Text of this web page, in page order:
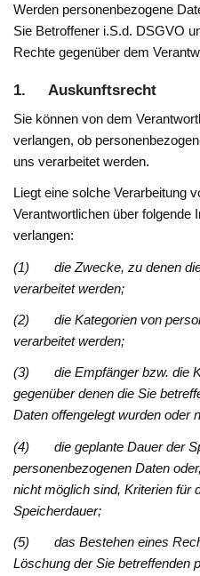
Werden personenbezogene
Sie Betroffener i.S.d. DSGVO
Rechte gegenüber dem
1. Auskunftsrecht
Sie können von dem
verlangen, ob
uns verarbeitet werden.
Liegt eine solche Verarbeitung
Verantwortlichen über folgende
verlangen:
(1) die Zwecke, zu denen die
verarbeitet werden;
(2) die Kategorien von
verarbeitet werden;
(3) die Empfänger bzw. die
gegenüber denen die Sie
Daten offengelegt wurden oder
(4) die geplante Dauer der
personenbezogenen Daten
nicht möglich sind, Kriterien für
Speicherdauer;
(5) das Bestehen eines
Löschung der Sie betreffenden